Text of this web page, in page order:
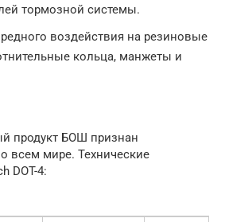
тормозной системы.
воздействия на резиновые
кольца, манжеты и
продукт БОШ признан
всем мире. Технические
DOT-4: